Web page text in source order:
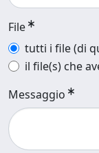
File
tutti i file (di
il file(s) che
Messaggio